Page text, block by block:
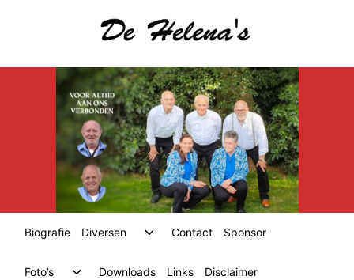
Biografie Diversen
ToggleContact Sponsor
Foto’s
ToggleDownloads Links Disclaimer